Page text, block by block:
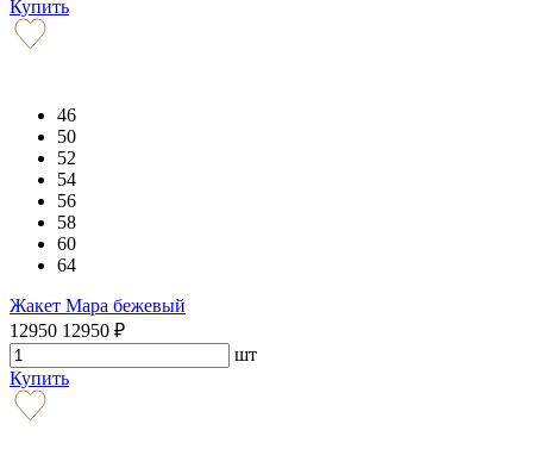
Купить
46
50
52
54
56
58
60
64
Жакет Мара бежевый
12950 12950 ₽
шт
Купить